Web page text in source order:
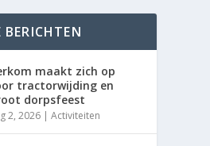
BERICHTEN
maakt zich op
tractorwijding en
dorpsfeest
2, 2026 |Activiteiten